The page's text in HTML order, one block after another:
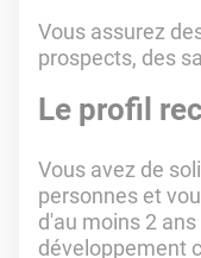
Vous assurez
prospects, des
Le profil
Vous avez de
personnes et
d'au moins 2
développement